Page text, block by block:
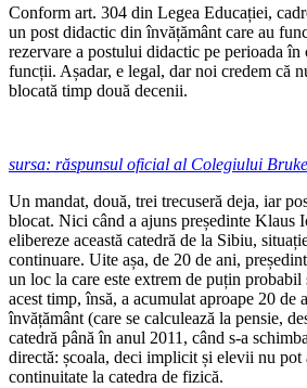
Conform art. 304 din Legea Educației, c
un post didactic din învățământ care au
rezervare a postului didactic pe perioada în
funcții. Așadar, e legal, dar noi credem că
blocată timp două decenii.
sursa: răspunsul oficial al Colegiului
Un mandat, două, trei trecuseră deja, iar
blocat. Nici când a ajuns președinte Klaus
elibereze această catedră de la Sibiu,
continuare. Uite așa, de 20 de ani,
un loc la care este extrem de puțin
acest timp, însă, a acumulat aproape 20 de
învățământ (care se calculează la pensie,
catedră până în anul 2011, când s-a
directă: școala, deci implicit și elevii nu pot
continuitate la catedra de fizică.